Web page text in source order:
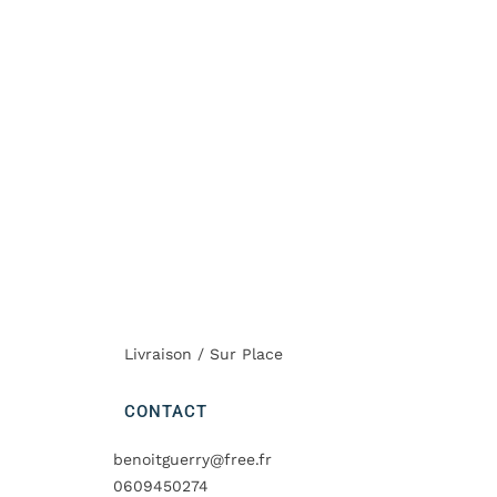
Livraison / Sur Place
CONTACT
benoitguerry@free.fr
0609450274